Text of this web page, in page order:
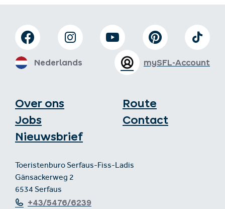
Over ons
Jobs
Nieuwsbrief
Route
Contact
Toeristenburo Serfaus-Fiss-Ladis
Gänsackerweg 2
6534 Serfaus
+43/5476/6239
mySFL-Account
Nederlands